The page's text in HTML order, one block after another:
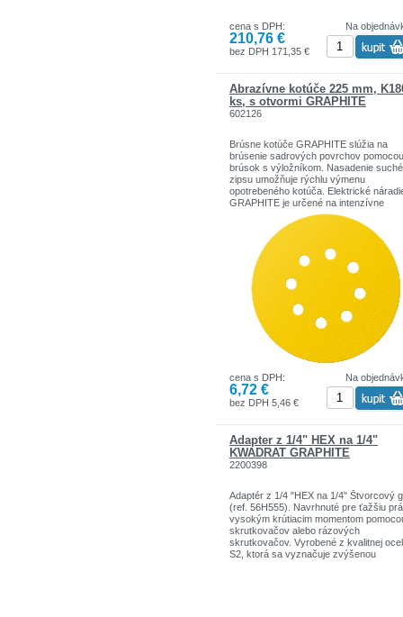
Nabíjačka energie Energy +, 2,3A
2 batérie: 2,0 Ah 18 V, Li-Ion 2,0 Ah
Na
cena s DPH:
210,76 €
bez DPH 171,35 €
Abrazívne kotúče 225 mm,
ks, s otvormi GRAPHITE
602126
Brúsne kotúče GRAPHITE slúžia na
brúsenie sadrových povrchov pomocou
brúsok s výložníkom. Nasadenie
zipsu umožňuje rýchlu výmenu
opotrebeného kotúča. Elektrické
GRAPHITE je určené na intenzívne
používanie s bremenami blízkymi
profesionálnym.
Na
cena s DPH:
6,72 €
bez DPH 5,46 €
Adapter z 1/4" HEX na 1/4"
KWADRAT GRAPHITE
2200398
Adaptér z 1/4 "HEX na 1/4" Štvorcový
(ref. 56H555). Navrhnuté pre ťažšiu
vysokým krútiacim momentom
skrutkovačov alebo rázových
skrutkovačov. Vyrobené z kvalitnej
S2, ktorá sa vyznačuje zvýšenou